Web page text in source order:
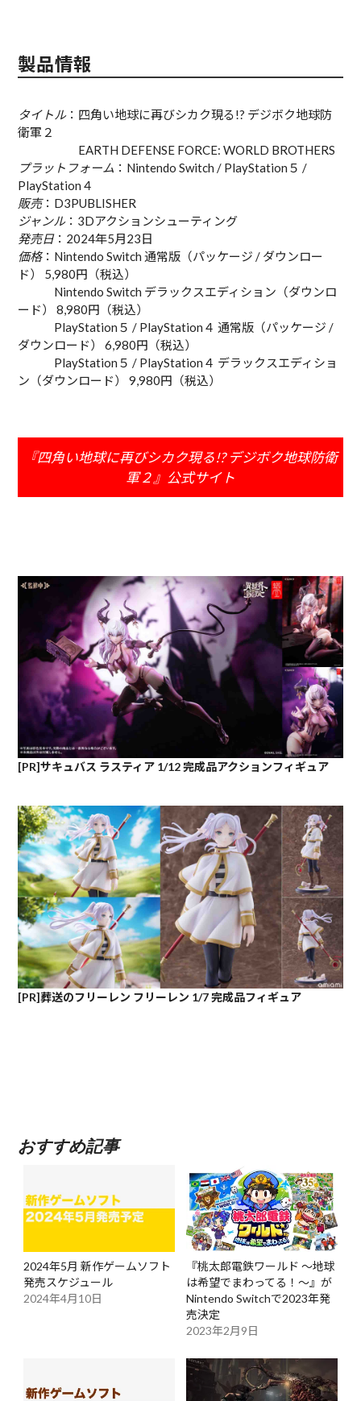
製品情報
タイトル：四角い地球に再びシカク現る!? デジボク地球防
衛軍２
EARTH DEFENSE FORCE: WORLD BROTHERS
プラットフォーム ：Nintendo Switch / PlayStation５ /
PlayStation４
販売：D3PUBLISHER
ジャンル：3Dアクションシューティング
発売日：2024年5月23日
価格：Nintendo Switch 通常版（パッケージ / ダウンロー
ド） 5,980円（税込）
Nintendo Switch デラックスエディション（ダウンロ
ード） 8,980円（税込）
PlayStation５ / PlayStation４ 通常版（パッケージ /
ダウンロード） 6,980円（税込）
PlayStation５ / PlayStation４ デラックスエディショ
ン（ダウンロード） 9,980円（税込）
『四角い地球に再びシカク現る!? デジボク地球防衛
軍２』公式サイト
[PR]サキュバス ラスティア 1/12 完成品アクションフィギュア
[PR]葬送のフリーレン フリーレン 1/7 完成品フィギュア
おすすめ記事
2024年5月 新作ゲームソフト
発売スケジュール
2024年4月10日
『桃太郎電鉄ワールド ～地球
は希望でまわってる！～』が
Nintendo Switchで2023年発
売決定
2023年2月9日